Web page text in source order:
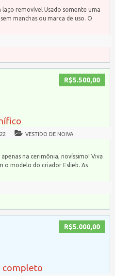
removível Usado somente uma
manchas ou marca de uso. O
R$5.500,00
VESTIDO DE NOIVA
na cerimônia, novíssimo! Viva
o modelo do criador Eslieb. As
R$5.000,00
completo